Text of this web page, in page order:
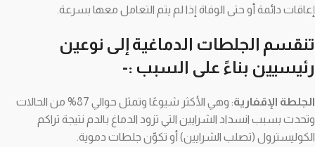
إعاقات دائمة أو حتى الوفاة إذا لم يتم التعامل معها بسرعة.
تنقسم الجلطات الدماغية إلى نوعين
رئيسيين بناءً على السبب :-
الجلطة الإقفارية
: وهي الأكثر شيوعًا وتمثل حوالي 87% من الحالات
وتحدث بسبب انسداد الشرايين التي تزود الدماغ بالدم نتيجة تراكم
الكوليسترول (تصلب الشرايين) أو تكوّن جلطات دموية.